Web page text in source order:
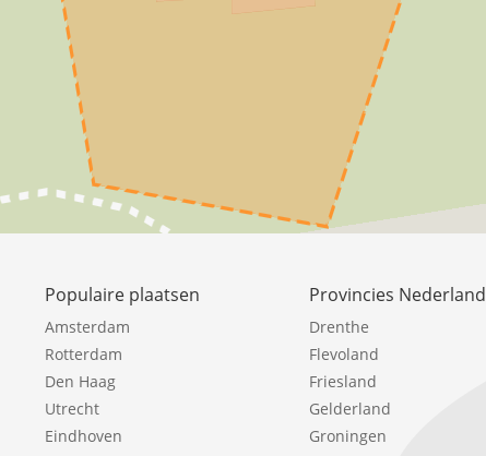
Populaire plaatsen
Amsterdam
Rotterdam
Den Haag
Utrecht
Eindhoven
Provincies Nederland
Drenthe
Flevoland
Friesland
Gelderland
Groningen